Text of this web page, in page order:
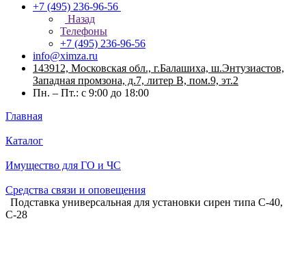
+7 (495) 236-96-56
Назад
Телефоны
+7 (495) 236-96-56
info@ximza.ru
143912, Московская обл., г.Балашиха, ш.Энтузиастов,
Западная промзона, д.7, литер В, пом.9, эт.2
Пн. – Пт.: с 9:00 до 18:00
Главная
Каталог
Имущество для ГО и ЧС
Средства связи и оповещения
Подставка универсальная для установки сирен типа С-40,
С-28